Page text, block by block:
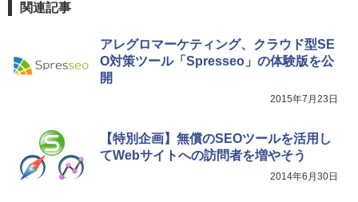
関連記事
アレグロマーケティング、クラウド型SE
O対策ツール「Spresseo」の体験版を公
開
2015年7月23日
【特別企画】無償のSEOツールを活用し
てWebサイトへの訪問者を増やそう
2014年6月30日